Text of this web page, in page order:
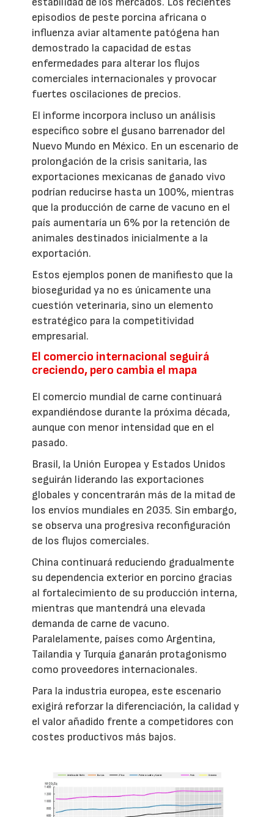
episodios de peste porcina africana o
influenza aviar altamente patógena han
demostrado la capacidad de estas
enfermedades para alterar los flujos
comerciales internacionales y provocar
fuertes oscilaciones de precios.
El informe incorpora incluso un análisis
específico sobre el gusano barrenador del
Nuevo Mundo en México. En un escenario de
prolongación de la crisis sanitaria, las
exportaciones mexicanas de ganado vivo
podrían reducirse hasta un 100%, mientras
que la producción de carne de vacuno en el
país aumentaría un 6% por la retención de
animales destinados inicialmente a la
exportación.
Estos ejemplos ponen de manifiesto que la
bioseguridad ya no es únicamente una
cuestión veterinaria, sino un elemento
estratégico para la competitividad
empresarial.
El comercio internacional seguirá
creciendo, pero cambia el mapa
El comercio mundial de carne continuará
expandiéndose durante la próxima década,
aunque con menor intensidad que en el
pasado.
Brasil, la Unión Europea y Estados Unidos
seguirán liderando las exportaciones
globales y concentrarán más de la mitad de
los envíos mundiales en 2035. Sin embargo,
se observa una progresiva reconfiguración
de los flujos comerciales.
China continuará reduciendo gradualmente
su dependencia exterior en porcino gracias
al fortalecimiento de su producción interna,
mientras que mantendrá una elevada
demanda de carne de vacuno.
Paralelamente, países como Argentina,
Tailandia y Turquía ganarán protagonismo
como proveedores internacionales.
Para la industria europea, este escenario
exigirá reforzar la diferenciación, la calidad y
el valor añadido frente a competidores con
costes productivos más bajos.